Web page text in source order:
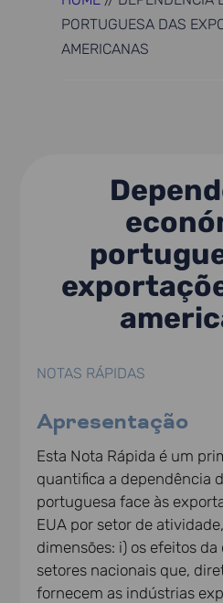
PORTUGUESA DAS
AMERICANAS
NOTAS RÁPIDAS
Apresentação
Esta Nota Rápida é um
quantifica a dependência
portuguesa face às
EUA por setor de
dimensões: i) os efeitos
setores nacionais que,
fornecem as indústrias